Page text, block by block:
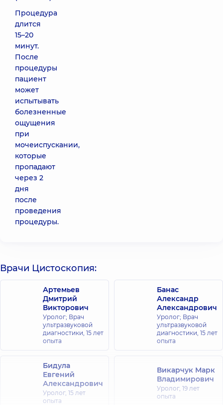
Процедура
длится
15–20
минут.
После
процедуры
пациент
может
испытывать
болезненные
ощущения
при
мочеиспускании,
которые
пропадают
через 2
дня
после
проведения
процедуры.
Врачи Цистоскопия:
Артемьев
Дмитрий
Викторович
Уролог; Врач
ультразвуковой
диагностики, 15 лет
опыта
Банас
Александр
Александрович
Уролог; Врач
ультразвуковой
диагностики, 15 лет
опыта
Бидула
Евгений
Александрович
Уролог, 15 лет
опыта
Викарчук Марк
Владимирович
Уролог, 19 лет
опыта